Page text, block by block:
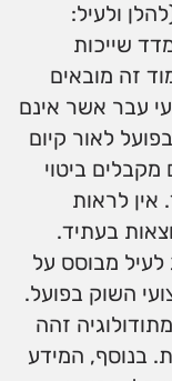
ולעיל:
שייכות
זה מובאים
עבר אשר אינם
לאור קיום
מקבלים ביטוי
אין לראות
בעתיד.
לעיל מבוסס על
השוק בפועל.
זהה
בנוסף, המידע